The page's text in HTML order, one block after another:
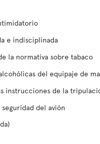
e indisciplinada
la normativa sobre tabaco
del equipaje de
instrucciones de la
del avión